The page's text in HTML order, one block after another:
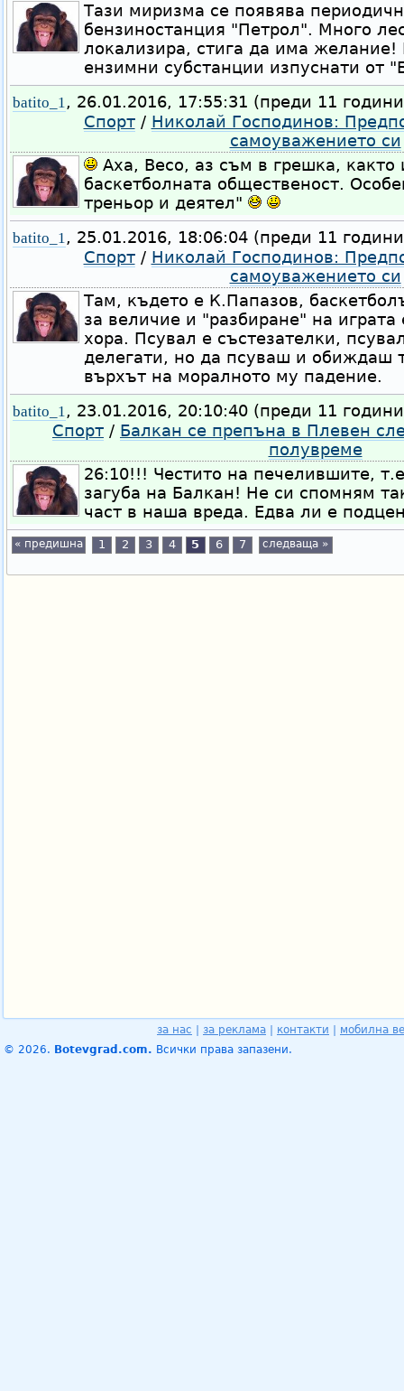
Тази миризма се появява
бензиностанция "Петрол". Много
локализира, стига да има
ензимни субстанции изпуснати от
batito_1, 26.01.2016, 17:55:31 (преди 11
Спорт/ Николай Господинов:
самоуважението си
Аха, Весо, аз съм в грешка, както
баскетболната общественост.
треньор и деятел"
batito_1, 25.01.2016, 18:06:04 (преди 11
Спорт/ Николай Господинов:
самоуважението си
Там, където е К.Папазов,
за величие и "разбиране" на играта
хора. Псувал е състезателки,
делегати, но да псуваш и обиждаш
върхът на моралното му падение.
batito_1, 23.01.2016, 20:10:40 (преди 11
Спорт / Балкан се препъна в Плевен
полувреме
26:10!!! Честито на печелившите,
загуба на Балкан! Не си спомням
част в наша вреда. Едва ли е
« предишна 1 2 3 4 5 6 7 следваща »
за нас за реклама контакти
мобилна
© 2026. Botevgrad.com. Всички права запазени.